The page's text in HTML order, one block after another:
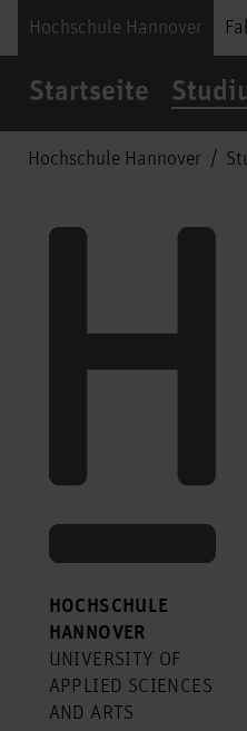
Hochschule Hannover
Startseite
Hochschule Hannover
HOCHSCHULE
HANNOVER
UNIVERSITY OF
APPLIED SCIENCES
AND ARTS